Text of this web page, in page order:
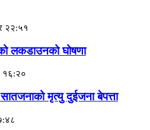
२२:५१
लकडाउनको घोषणा
१६:२०
सातजनाको मृत्यु दुईजना बेपत्ता